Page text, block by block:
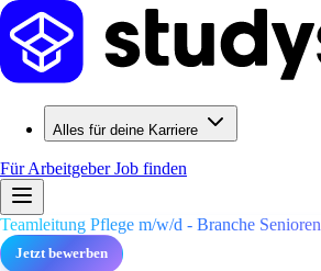
Alles für deine Karriere
Für ArbeitgeberJob finden
Teamleitung Pflege m/w/d - Branche
Jetzt bewerben